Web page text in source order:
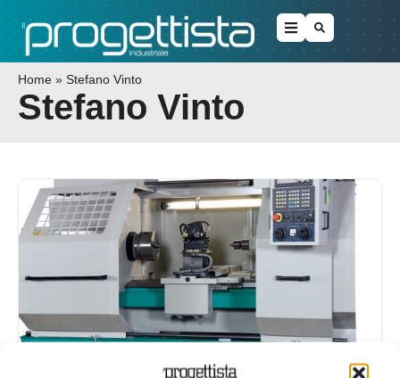
Home » Stefano Vinto
Stefano Vinto